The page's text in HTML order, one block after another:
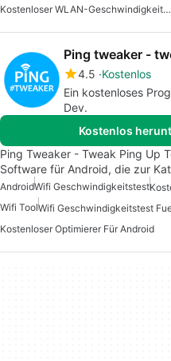
Kostenloser WLAN-Geschwindigkeitstest Für Android
Ping tweaker -
4.5 Kostenlos
Ein kostenloses
Dev.
Kostenlos
Ping Tweaker - Tweak Ping Up
Software für Android, die zur
AndroidWifi Geschwindigkeitstest
Wifi ToolWifi Geschwindigkeitstest
Kostenloser Optimierer Für Android